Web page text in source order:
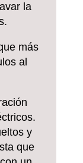
la
más
al
y
que